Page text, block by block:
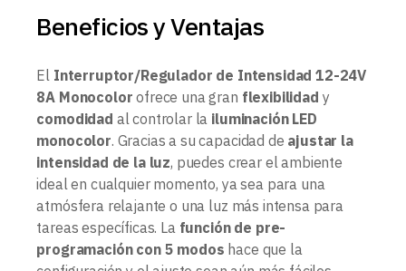
Beneficios y Ventajas
El Interruptor/Regulador de Intensidad 12-24V
8A Monocolor ofrece una gran flexibilidad y
comodidad al controlar la iluminación LED
monocolor. Gracias a su capacidad de ajustar la
intensidad de la luz, puedes crear el ambiente
ideal en cualquier momento, ya sea para una
atmósfera relajante o una luz más intensa para
tareas específicas. La función de pre-
programación con 5 modos hace que la